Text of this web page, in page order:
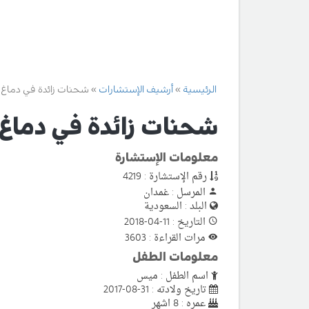
الرئيسية أرشيف الإستشارات شحنات زائدة في
شحنات زائدة في
معلومات الإستشارة
رقم الإستشارة : 4219
المرسل : غمدان
البلد : السعودية
التاريخ : 11-04-2018
مرات القراءة : 3603
معلومات الطفل
اسم الطفل : ميس
تاريخ ولادته : 31-08-2017
عمره : 8 اشهر